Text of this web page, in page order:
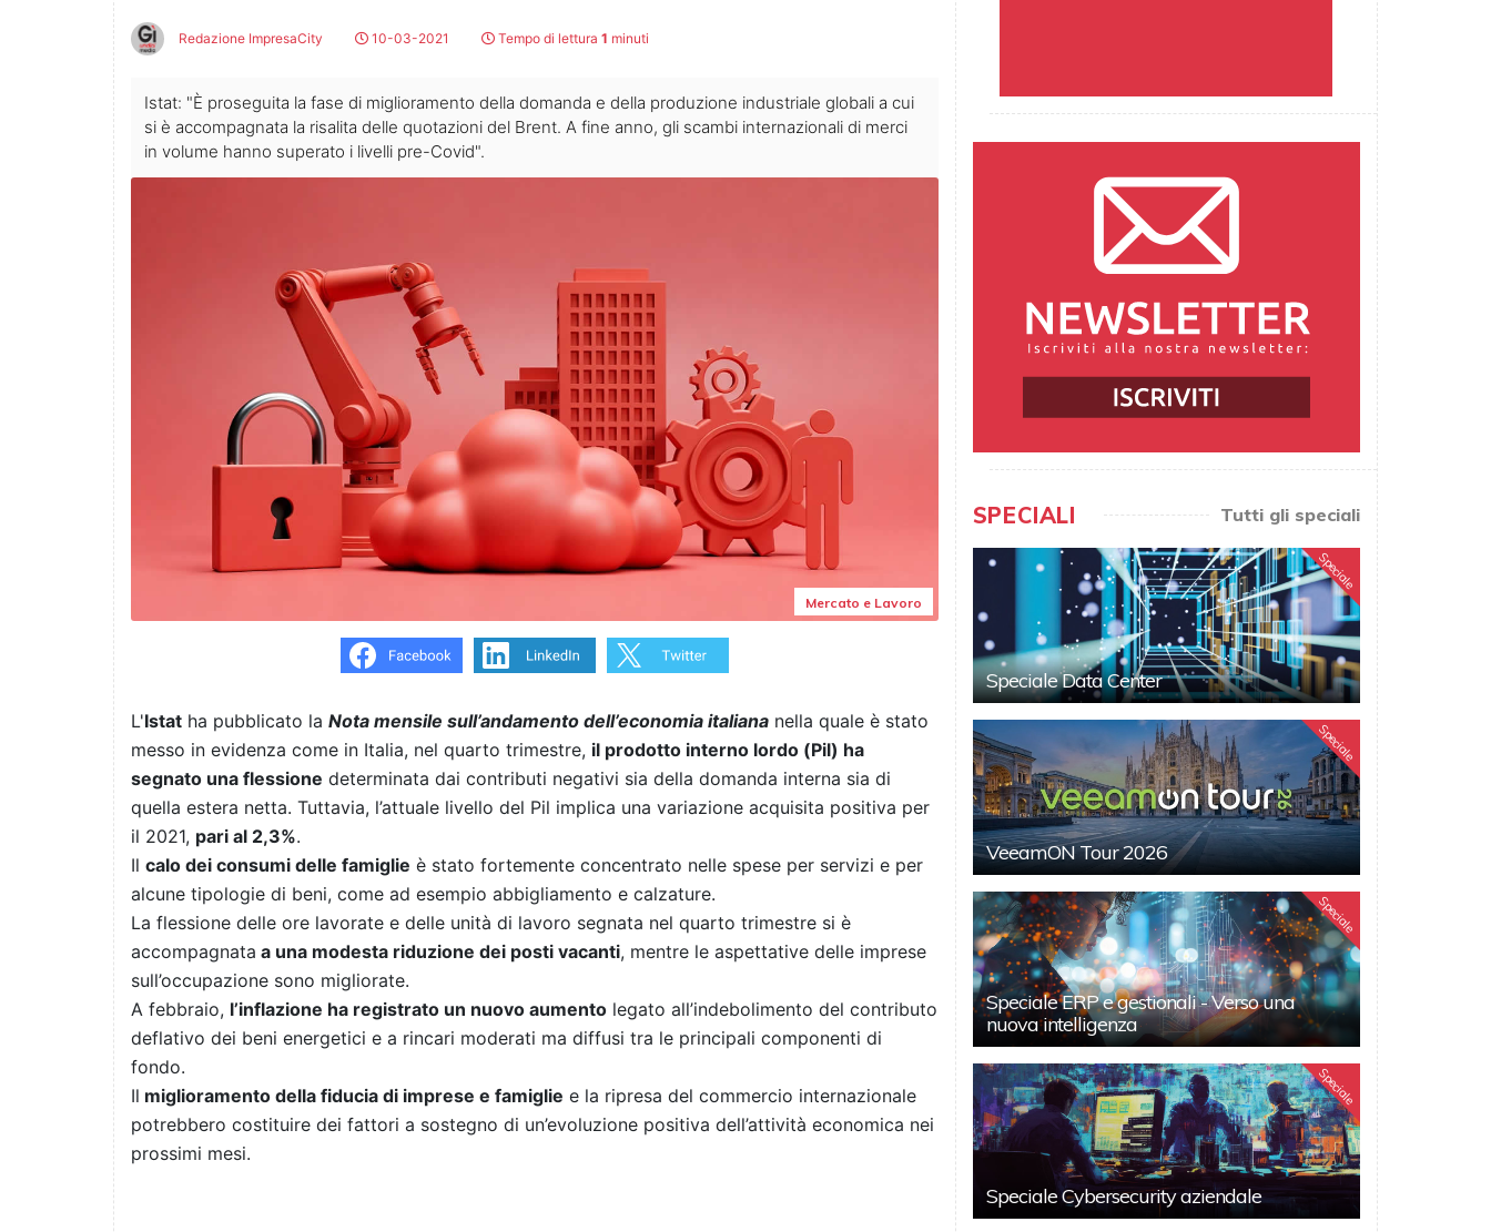
Redazione ImpresaCity 10-03-2021 Tempo di lettura 1 minuti
Istat: "È proseguita la fase di miglioramento della domanda e della produzione industriale globali a cui
si è accompagnata la risalita delle quotazioni del Brent. A fine anno, gli scambi internazionali di merci
in volume hanno superato i livelli pre-Covid".
Mercato e Lavoro
L'Istat ha pubblicato la Nota mensile sull’andamento dell’economia italiana nella quale è stato
messo in evidenza come in Italia, nel quarto trimestre, il prodotto interno lordo (Pil) ha
segnato una flessione determinata dai contributi negativi sia della domanda interna sia di
quella estera netta. Tuttavia, l’attuale livello del Pil implica una variazione acquisita positiva per
il 2021, pari al 2,3%.
Il calo dei consumi delle famiglie è stato fortemente concentrato nelle spese per servizi e per
alcune tipologie di beni, come ad esempio abbigliamento e calzature.
La flessione delle ore lavorate e delle unità di lavoro segnata nel quarto trimestre si è
accompagnata a una modesta riduzione dei posti vacanti, mentre le aspettative delle imprese
sull’occupazione sono migliorate.
A febbraio, l’inflazione ha registrato un nuovo aumento legato all’indebolimento del contributo
deflativo dei beni energetici e a rincari moderati ma diffusi tra le principali componenti di
fondo.
Il miglioramento della fiducia di imprese e famiglie e la ripresa del commercio internazionale
potrebbero costituire dei fattori a sostegno di un’evoluzione positiva dell’attività economica nei
prossimi mesi.
SPECIALI Tutti gli speciali
Speciale
Speciale Data Center
Speciale
VeeamON Tour 2026
Speciale
Speciale ERP e gestionali - Verso una
nuova intelligenza
Speciale
Speciale Cybersecurity aziendale